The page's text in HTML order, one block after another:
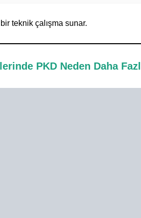
teknik çalışma sunar.
PKD Neden Daha